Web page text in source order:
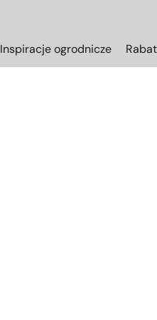
Inspiracje ogrodnicze